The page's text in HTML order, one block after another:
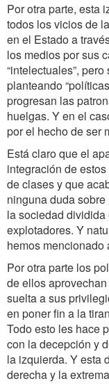
Por otra parte, esta
todos los vicios de
en el Estado a
los medios por sus
“intelectuales”,
planteando
progresan las
huelgas. Y en el
por el hecho de ser
Está claro que el
integración de
de clases y que
ninguna duda
la sociedad
explotadores. Y
hemos mencionado
Por otra parte los
de ellos
suelta a sus
en poner fin a la
Todo esto les hace
con la decepción y
la izquierda. Y esta
derecha y la